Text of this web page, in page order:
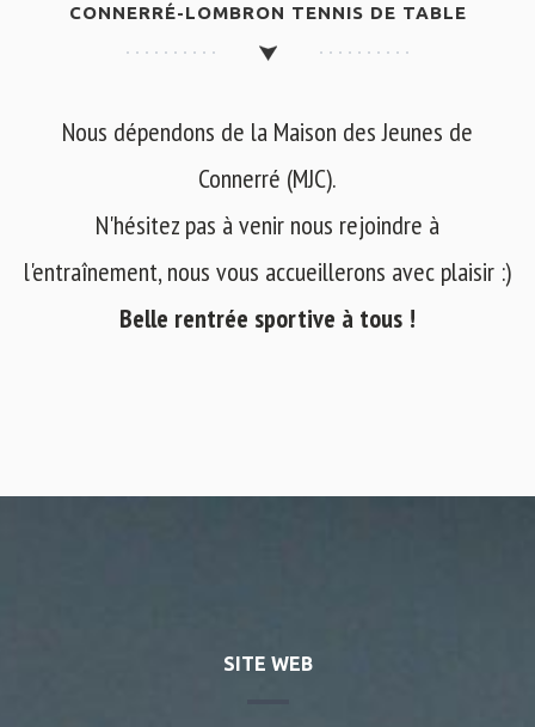
CONNERRÉ-LOMBRON TENNIS DE TABLE
Nous dépendons de la Maison des Jeunes de
Connerré (MJC).
N'hésitez pas à venir nous rejoindre à
l'entraînement, nous vous accueillerons avec plaisir :)
Belle rentrée sportive à tous !
SITE WEB